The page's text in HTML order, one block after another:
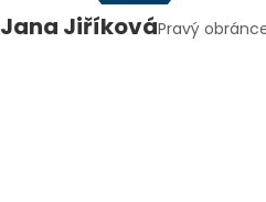
Jana JiříkováPravý